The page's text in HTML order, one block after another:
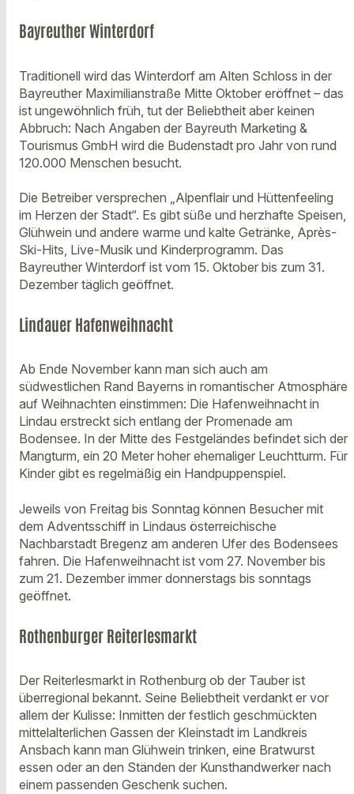
Bayreuther Winterdorf
Traditionell wird das Winterdorf am Alten Schloss in der
Bayreuther Maximilianstraße Mitte Oktober eröffnet – das
ist ungewöhnlich früh, tut der Beliebtheit aber keinen
Abbruch: Nach Angaben der Bayreuth Marketing &
Tourismus GmbH wird die Budenstadt pro Jahr von rund
120.000 Menschen besucht.
Die Betreiber versprechen „Alpenflair und Hüttenfeeling
im Herzen der Stadt“. Es gibt süße und herzhafte Speisen,
Glühwein und andere warme und kalte Getränke, Après-
Ski-Hits, Live-Musik und Kinderprogramm. Das
Bayreuther Winterdorf ist vom 15. Oktober bis zum 31.
Dezember täglich geöffnet.
Lindauer Hafenweihnacht
Ab Ende November kann man sich auch am
südwestlichen Rand Bayerns in romantischer Atmosphäre
auf Weihnachten einstimmen: Die Hafenweihnacht in
Lindau erstreckt sich entlang der Promenade am
Bodensee. In der Mitte des Festgeländes befindet sich der
Mangturm, ein 20 Meter hoher ehemaliger Leuchtturm. Für
Kinder gibt es regelmäßig ein Handpuppenspiel.
Jeweils von Freitag bis Sonntag können Besucher mit
dem Adventsschiff in Lindaus österreichische
Nachbarstadt Bregenz am anderen Ufer des Bodensees
fahren. Die Hafenweihnacht ist vom 27. November bis
zum 21. Dezember immer donnerstags bis sonntags
geöffnet.
Rothenburger Reiterlesmarkt
Der Reiterlesmarkt in Rothenburg ob der Tauber ist
überregional bekannt. Seine Beliebtheit verdankt er vor
allem der Kulisse: Inmitten der festlich geschmückten
mittelalterlichen Gassen der Kleinstadt im Landkreis
Ansbach kann man Glühwein trinken, eine Bratwurst
essen oder an den Ständen der Kunsthandwerker nach
einem passenden Geschenk suchen.